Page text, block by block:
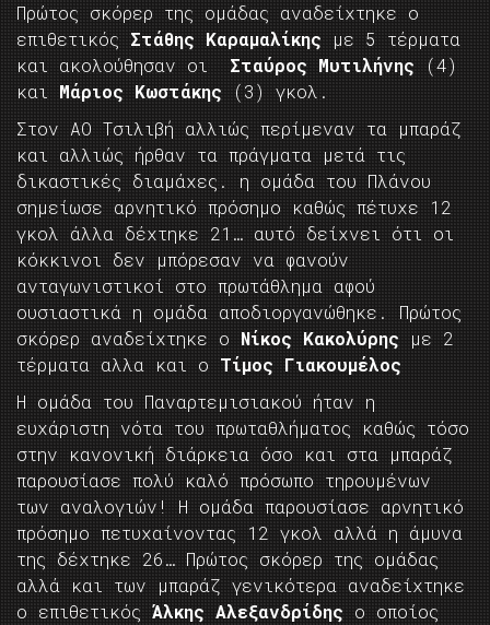
Πρώτος σκόρερ της ομάδας αναδείχτηκε ο
επιθετικός Στάθης Καραμαλίκης με 5 τέρματα
και ακολούθησαν οι Σταύρος Μυτιλήνης (4)
και Μάριος Κωστάκης (3) γκολ.
Στον ΑΟ Τσιλιβή αλλιώς περίμεναν τα μπαράζ
και αλλιώς ήρθαν τα πράγματα μετά τις
δικαστικές διαμάχες. η ομάδα του Πλάνου
σημείωσε αρνητικό πρόσημο καθώς πέτυχε 12
γκολ άλλα δέχτηκε 21… αυτό δείχνει ότι οι
κόκκινοι δεν μπόρεσαν να φανούν
ανταγωνιστικοί στο πρωτάθλημα αφού
ουσιαστικά η ομάδα αποδιοργανώθηκε. Πρώτος
σκόρερ αναδείχτηκε ο Νίκος Κακολύρης με 2
τέρματα αλλα και ο Τίμος Γιακουμέλος
Η ομάδα του Παναρτεμισιακού ήταν η
ευχάριστη νότα του πρωταθλήματος καθώς τόσο
στην κανονική διάρκεια όσο και στα μπαράζ
παρουσίασε πολύ καλό πρόσωπο τηρουμένων
των αναλογιών! Η ομάδα παρουσίασε αρνητικό
πρόσημο πετυχαίνοντας 12 γκολ αλλά η άμυνα
της δέχτηκε 26… Πρώτος σκόρερ της ομάδας
αλλά και των μπαράζ γενικότερα αναδείχτηκε
ο επιθετικός Άλκης Αλεξανδρίδης ο οποίος